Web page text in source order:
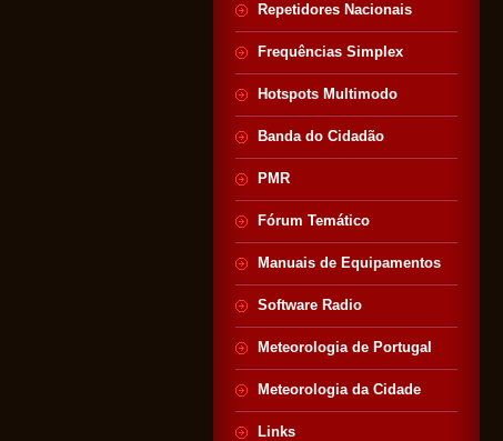
Repetidores Nacionais
Frequências Simplex
Hotspots Multimodo
Banda do Cidadão
PMR
Fórum Temático
Manuais de Equipamentos
Software Radio
Meteorologia de Portugal
Meteorologia da Cidade
Links